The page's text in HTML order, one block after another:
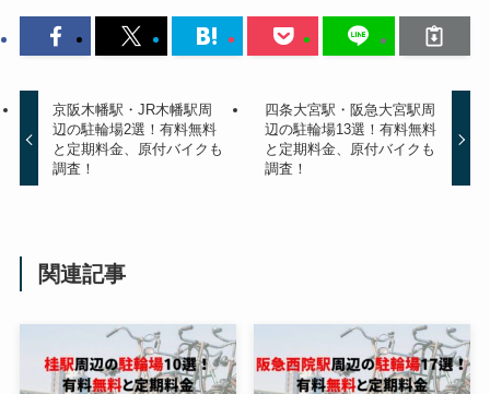
京阪木幡駅・JR木幡駅周
辺の駐輪場2選！有料無料
と定期料金、原付バイクも
調査！
四条大宮駅・阪急大宮駅周
辺の駐輪場13選！有料無料
と定期料金、原付バイクも
調査！
関連記事